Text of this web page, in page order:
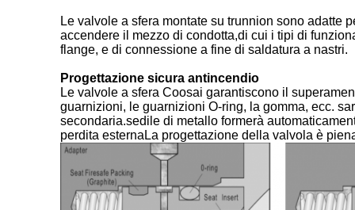
Le valvole a sfera montate su trunnion sono adatte
accendere il mezzo di condotta,di cui i tipi di
flange, e di connessione a fine di saldatura a nastri.
Progettazione sicura antincendio
Le valvole a sfera Coosai garantiscono il
guarnizioni, le guarnizioni O-ring, la gomma, ecc.
secondaria.sedile di metallo formerà
perdita esternaLa progettazione della valvola è